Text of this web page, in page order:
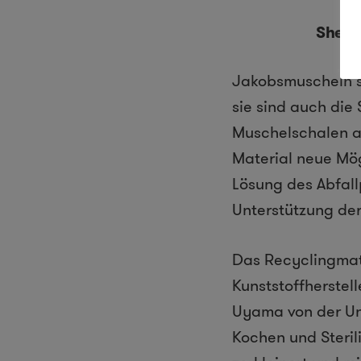
Jakobsmuscheln
sie sind auch die
Muschelschalen
Material neue Mö
Lösung des
Unterstützung
Das
Uyama von der
Kochen und